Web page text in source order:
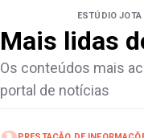
ESTÚDIO JOTA
Mais lidas
Os conteúdos mais
portal de notícias